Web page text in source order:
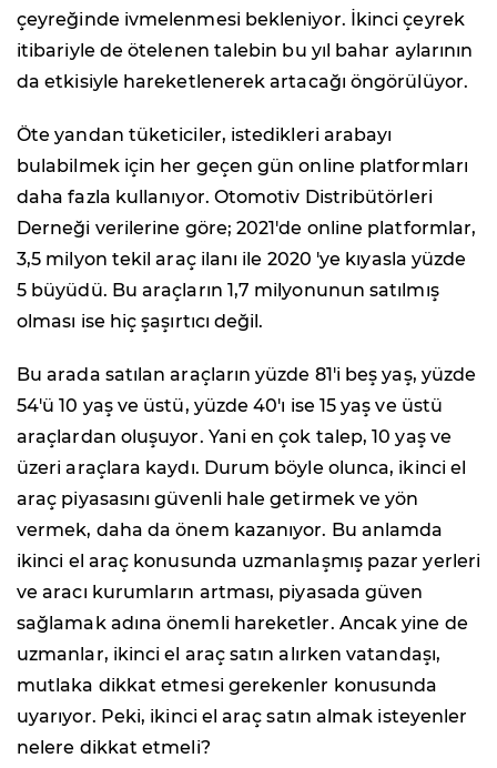
çeyreğinde ivmelenmesi bekleniyor. İkinci çeyrek
itibariyle de ötelenen talebin bu yıl bahar aylarının
da etkisiyle hareketlenerek artacağı öngörülüyor.
Öte yandan tüketiciler, istedikleri arabayı
bulabilmek için her geçen gün online platformları
daha fazla kullanıyor. Otomotiv Distribütörleri
Derneği verilerine göre; 2021'de online platformlar,
3,5 milyon tekil araç ilanı ile 2020 'ye kıyasla yüzde
5 büyüdü. Bu araçların 1,7 milyonunun satılmış
olması ise hiç şaşırtıcı değil.
Bu arada satılan araçların yüzde 81'i beş yaş, yüzde
54'ü 10 yaş ve üstü, yüzde 40'ı ise 15 yaş ve üstü
araçlardan oluşuyor. Yani en çok talep, 10 yaş ve
üzeri araçlara kaydı. Durum böyle olunca, ikinci el
araç piyasasını güvenli hale getirmek ve yön
vermek, daha da önem kazanıyor. Bu anlamda
ikinci el araç konusunda uzmanlaşmış pazar yerleri
ve aracı kurumların artması, piyasada güven
sağlamak adına önemli hareketler. Ancak yine de
uzmanlar, ikinci el araç satın alırken vatandaşı,
mutlaka dikkat etmesi gerekenler konusunda
uyarıyor. Peki, ikinci el araç satın almak isteyenler
nelere dikkat etmeli?